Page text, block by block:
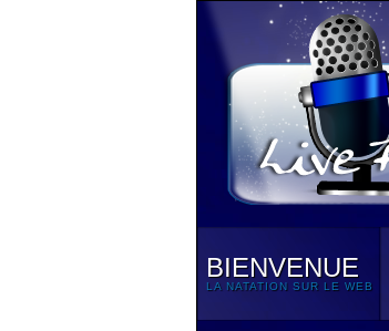
BIENVENUE
LA NATATION SUR LE WEB